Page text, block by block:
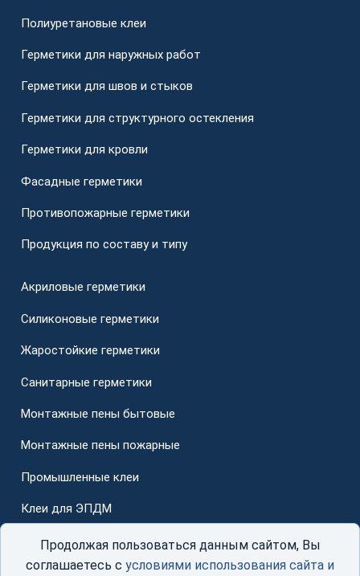
Полиуретановые клеи
Герметики для наружных работ
Герметики для швов и стыков
Герметики для структурного остекления
Герметики для кровли
Фасадные герметики
Противопожарные герметики
Продукция по составу и типу
Акриловые герметики
Силиконовые герметики
Жаростойкие герметики
Санитарные герметики
Монтажные пены бытовые
Монтажные пены пожарные
Промышленные клеи
Клеи для ЭПДМ
Для стеклопакетов
Продолжая пользоваться данным сайтом, Вы
соглашаетесь с условиями использования сайта и